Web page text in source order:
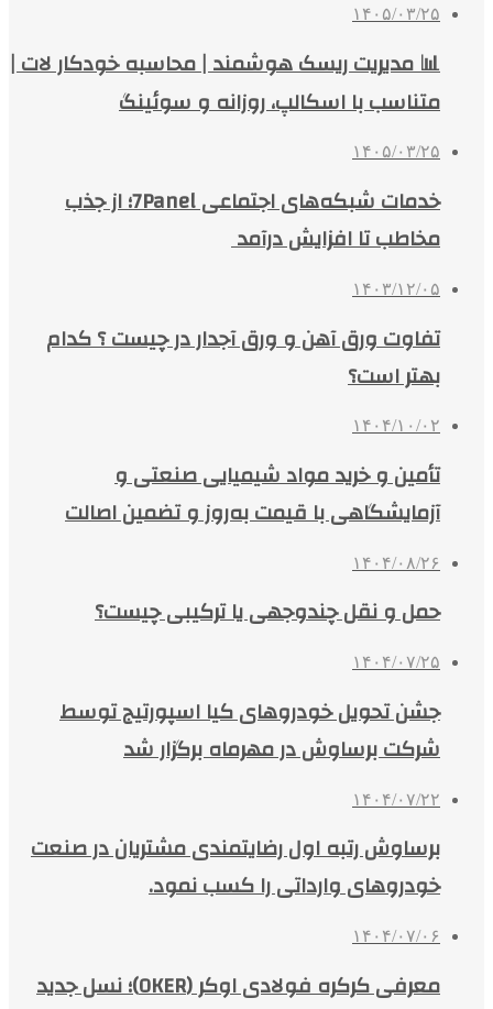
۱۴۰۵/۰۳/۲۵
📊 مدیریت ریسک هوشمند | محاسبه خودکار لات |
متناسب با اسکالپ، روزانه و سوئینگ
۱۴۰۵/۰۳/۲۵
خدمات شبکه‌های اجتماعی 7Panel؛ از جذب
مخاطب تا افزایش درآمد
۱۴۰۳/۱۲/۰۵
تفاوت ورق آهن و ورق آجدار در چیست ؟ کدام
بهتر است؟
۱۴۰۴/۱۰/۰۲
تأمین و خرید مواد شیمیایی صنعتی و
آزمایشگاهی با قیمت به‌روز و تضمین اصالت
۱۴۰۴/۰۸/۲۶
حمل و نقل چندوجهی یا ترکیبی چیست؟
۱۴۰۴/۰۷/۲۵
جشن تحویل خودروهای کیا اسپورتیج توسط
شرکت برساوش در مهرماه برگزار شد
۱۴۰۴/۰۷/۲۲
برساوش رتبه اول رضایتمندی مشتریان در صنعت
خودروهای وارداتی را کسب نمود.
۱۴۰۴/۰۷/۰۶
معرفی کرکره فولادی اوکر (OKER)؛ نسل جدید